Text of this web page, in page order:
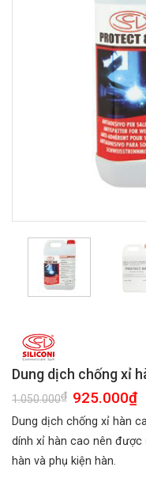
Dung dịch chống xỉ
1.050.000₫ Giá
gốc
là:
1.050.000₫.
925.000₫
Dung dịch chống xỉ hàn
dính xỉ hàn cao nên được
hàn và phụ kiện hàn.